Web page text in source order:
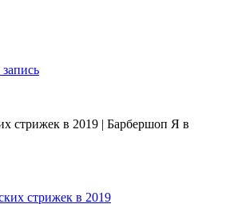
стрижек в 2019 | Барбершоп Я в